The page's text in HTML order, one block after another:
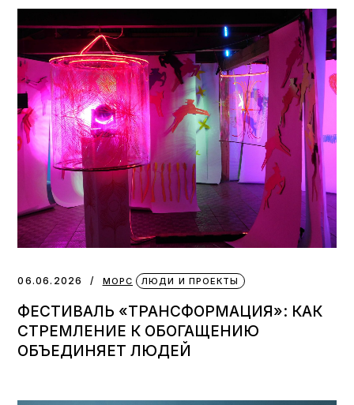
06.06.2026 МОРС ЛЮДИ И ПРОЕКТЫ
ФЕСТИВАЛЬ «ТРАНСФОРМАЦИЯ»: КАК
СТРЕМЛЕНИЕ К ОБОГАЩЕНИЮ
ОБЪЕДИНЯЕТ ЛЮДЕЙ